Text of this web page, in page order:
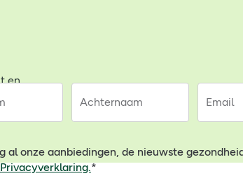
en
Achternaam Email
al onze aanbiedingen, de nieuwste
Privacyverklaring.*